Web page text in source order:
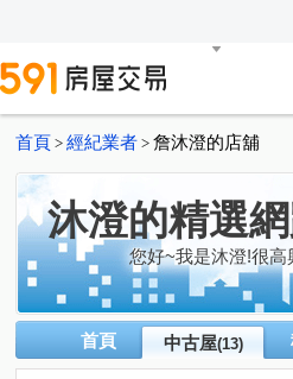
首頁 > 經紀業者 > 詹沐澄的店舖
沐澄的精選
您好~我是沐澄!很高
首頁 中古屋(13)